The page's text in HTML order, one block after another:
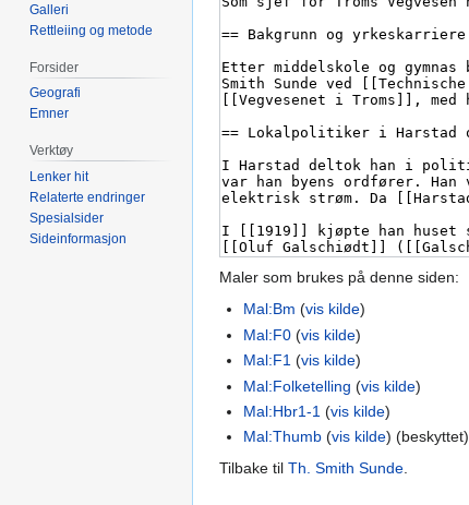
Maler som brukes på denne siden:
Mal:Bm (vis kilde)
Mal:F0 (vis kilde)
Mal:F1 (vis kilde)
Mal:Folketelling (vis kilde)
Mal:Hbr1-1 (vis kilde)
Mal:Thumb (vis kilde) (beskyttet)
Tilbake til Th. Smith Sunde.
Galleri
Rettleiing og metode
Forsider
Geografi
Emner
Verktøy
Lenker hit
Relaterte endringer
Spesialsider
Sideinformasjon